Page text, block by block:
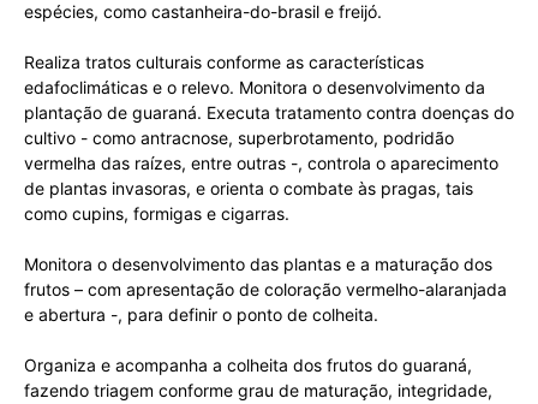
espécies, como castanheira-do-brasil e freijó.
Realiza tratos culturais conforme as características
edafoclimáticas e o relevo. Monitora o desenvolvimento da
plantação de guaraná. Executa tratamento contra doenças do
cultivo - como antracnose, superbrotamento, podridão
vermelha das raízes, entre outras -, controla o aparecimento
de plantas invasoras, e orienta o combate às pragas, tais
como cupins, formigas e cigarras.
Monitora o desenvolvimento das plantas e a maturação dos
frutos – com apresentação de coloração vermelho-alaranjada
e abertura -, para definir o ponto de colheita.
Organiza e acompanha a colheita dos frutos do guaraná,
fazendo triagem conforme grau de maturação, integridade,